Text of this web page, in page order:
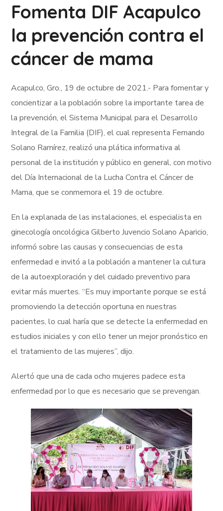
Fomenta DIF Acapulco
la prevención contra el
cáncer de mama
Acapulco, Gro., 19 de octubre de 2021.- Para fomentar y
concientizar a la población sobre la importante tarea de
la prevención, el Sistema Municipal para el Desarrollo
Integral de la Familia (DIF), el cual representa Fernando
Solano Ramírez, realizó una plática informativa al
personal de la institución y público en general, con motivo
del Día Internacional de la Lucha Contra el Cáncer de
Mama, que se conmemora el 19 de octubre.
En la explanada de las instalaciones, el especialista en
ginecología oncológica Gilberto Juvencio Solano Aparicio,
informó sobre las causas y consecuencias de esta
enfermedad e invitó a la población a mantener la cultura
de la autoexploración y del cuidado preventivo para
evitar más muertes. “Es muy importante porque se está
promoviendo la detección oportuna en nuestras
pacientes, lo cual haría que se detecte la enfermedad en
estudios iniciales y con ello tener un mejor pronóstico en
el tratamiento de las mujeres”, dijo.
Alertó que una de cada ocho mujeres padece esta
enfermedad por lo que es necesario que se prevengan.